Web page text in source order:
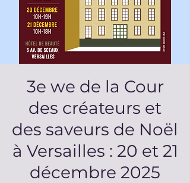
3e we de la Cour
des créateurs et
des saveurs de Noël
à Versailles : 20 et 21
décembre 2025